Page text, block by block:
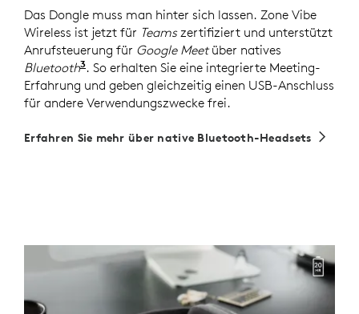
Das Dongle muss man hinter sich lassen. Zone Vibe
Wireless ist jetzt für Teamszertifiziert und unterstützt
Anrufsteuerung für Google Meetüber natives
Bluetooth3Die Zertifizierung fürMicrosoft Teams
. So erhalten Sie eine integrierte Meeting-
Erfahrung und geben gleichzeitig einen USB-Anschluss
für andere Verwendungszwecke frei.
Erfahren Sie mehr über native Bluetooth-Headsets